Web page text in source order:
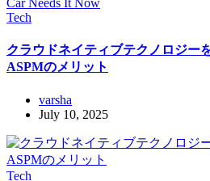
Tech
クラウドネイティブテクノロジー
ASPMのメリット
varsha
July 10, 2025
Tech